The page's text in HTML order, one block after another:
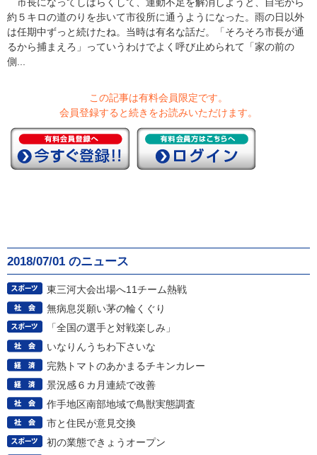
約５キロの道のりを歩いて市役所に通うようになった。雨の日以外
は任期中ずっと続けたね。当時は有名な話だ。「そろそろ市長が通
るから捕まえろ」っていうわけでよく呼び止められて「家の前の
側...
この記事は有料会員限定です。
会員登録すると続きをお読みいただけます。
2018/07/01 のニュース
東三河大会出場へ11チーム熱戦
無病息災願い茅の輪くぐり
「全国の選手と対戦楽しみ」
いなりんうちわ下さいな
完熟トマトのあかまるチキンカレー
景況感６カ月連続で改善
作手地区南部地域で鳥獣実態調査
市と住民が意見交換
初の業態できょうオープン